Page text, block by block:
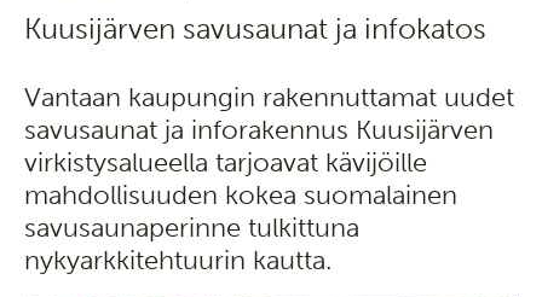
Kuusijärven savusaunat ja infokatos
Vantaan kaupungin rakennuttamat uudet
savusaunat ja inforakennus Kuusijärven
virkistysalueella tarjoavat kävijöille
mahdollisuuden kokea suomalainen
savusaunaperinne tulkittuna
nykyarkkitehtuurin kautta.